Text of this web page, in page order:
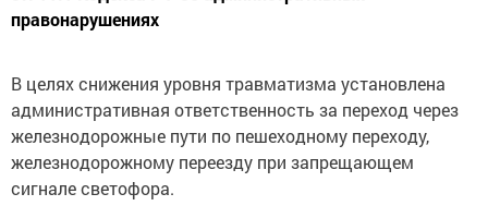
правонарушениях
В целях снижения уровня травматизма установлена
административная ответственность за переход через
железнодорожные пути по пешеходному переходу,
железнодорожному переезду при запрещающем
сигнале светофора.